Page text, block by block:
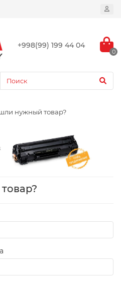
+998(99) 199 44 04
0
нужный товар?